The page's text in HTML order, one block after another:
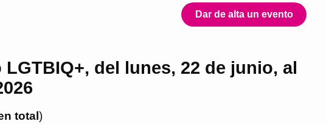
Dar de alta un evento
del lunes, 22 de junio, al
total )